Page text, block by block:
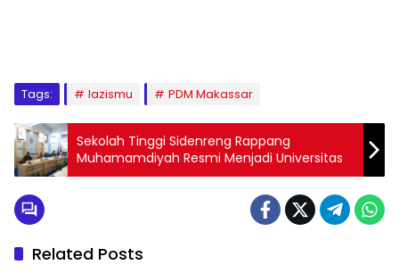
Tags: lazismu PDM Makassar
Sekolah Tinggi Sidenreng Rappang
Muhamamdiyah Resmi Menjadi Universitas
Related Posts